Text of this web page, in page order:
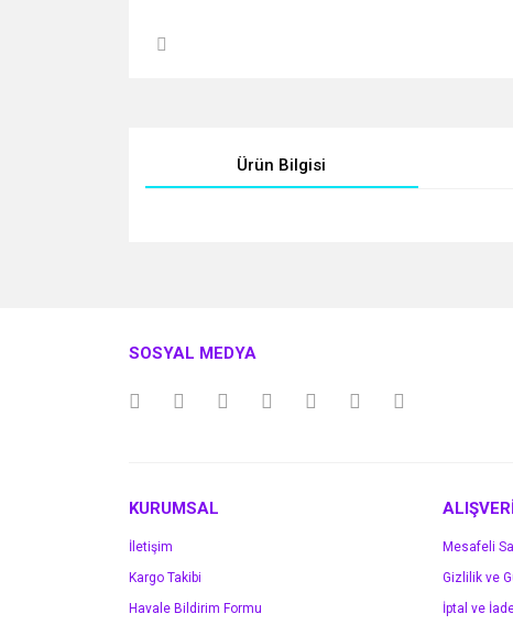
Ürün Bilgisi
Ürün açıklamasında eksik bilgiler bulunuyor.
SOSYAL MEDYA
KURUMSAL
İletişim
Kargo Takibi
Havale Bildirim Formu
Mesafeli
Gizlilik ve
İptal ve